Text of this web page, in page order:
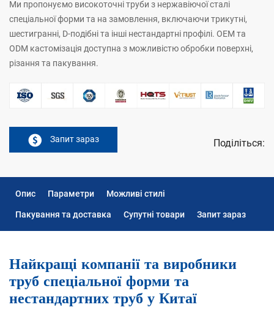
Ми пропонуємо високоточні труби з нержавіючої сталі
спеціальної форми та на замовлення, включаючи трикутні,
шестигранні, D-подібні та інші нестандартні профілі. OEM та
ODM кастомізація доступна з можливістю обробки поверхні,
різання та пакування.
Запит зараз Поділіться:
Опис Параметри
Можливі стилі
Пакування та доставка
Супутні товари Запит зараз
Найкращі компанії та виробники
труб спеціальної форми та
нестандартних труб у Китаї